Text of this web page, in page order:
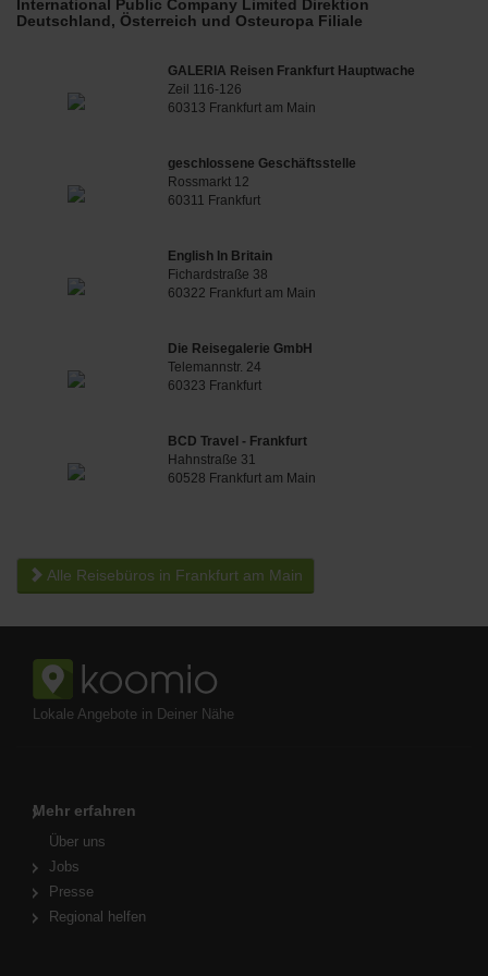
International Public Company Limited Direktion
Deutschland, Österreich und Osteuropa Filiale
GALERIA Reisen Frankfurt Hauptwache
Zeil 116-126
60313 Frankfurt am Main
geschlossene Geschäftsstelle
Rossmarkt 12
60311 Frankfurt
English In Britain
Fichardstraße 38
60322 Frankfurt am Main
Die Reisegalerie GmbH
Telemannstr. 24
60323 Frankfurt
BCD Travel - Frankfurt
Hahnstraße 31
60528 Frankfurt am Main
Alle Reisebüros in Frankfurt am Main
Lokale Angebote in Deiner Nähe
Mehr erfahren
Über uns
Jobs
Presse
Regional helfen